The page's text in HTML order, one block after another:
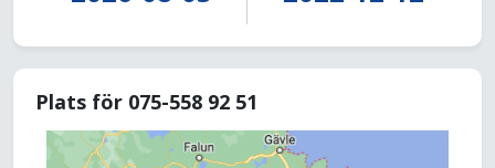
Plats för 075-558 92 51